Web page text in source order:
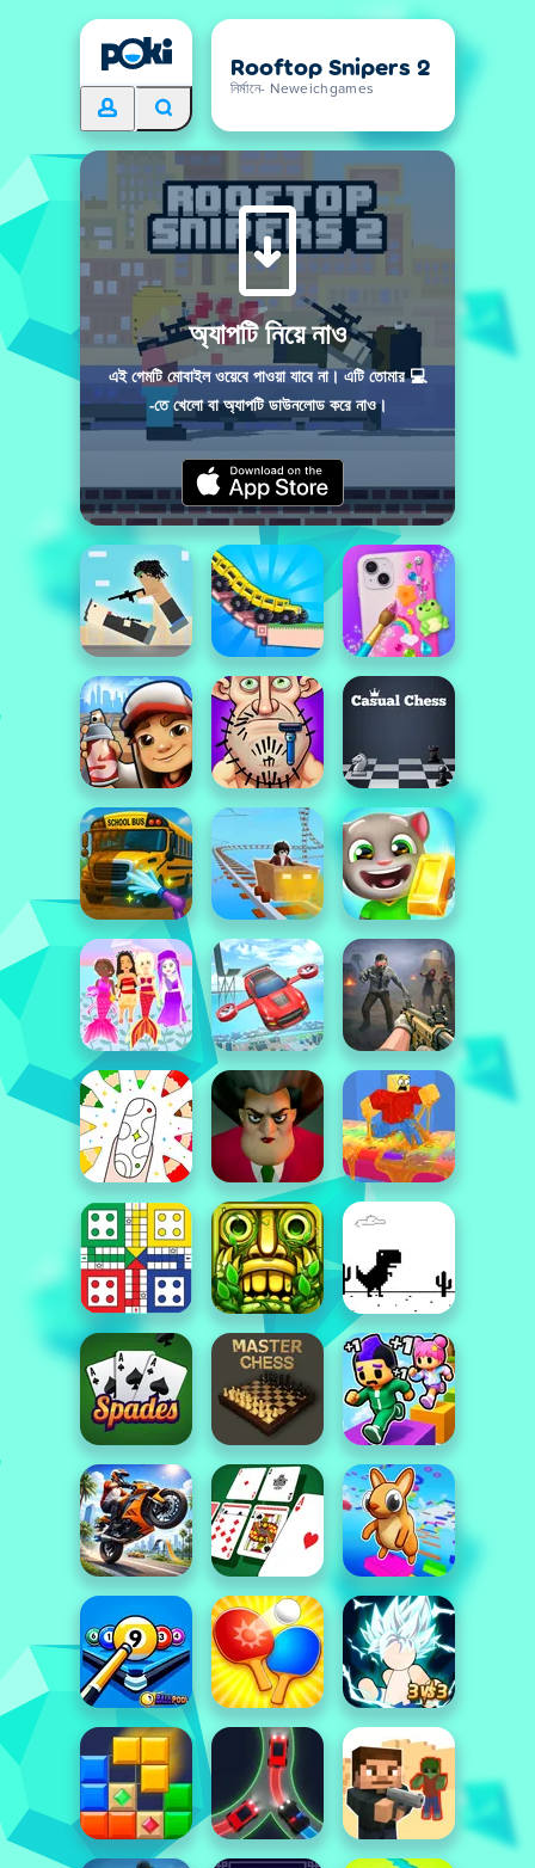
Rooftop Snipers 2
নির্মানে- Neweichgames
অ্যাপটি নিয়ে নাও
এই গেমটি মোবাইল ওয়েবে পাওয়া যাবে না। এটি তোমার 💻
-তে খেলো বা অ্যাপটি ডাউনলোড করে নাও।